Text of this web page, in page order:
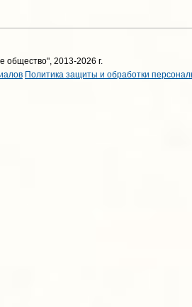
общество", 2013-2026 г.
Политика защиты и обработки